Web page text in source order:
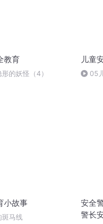
教育
的妖怪（4）
儿童
05
小故事
斑马线
安全
警长